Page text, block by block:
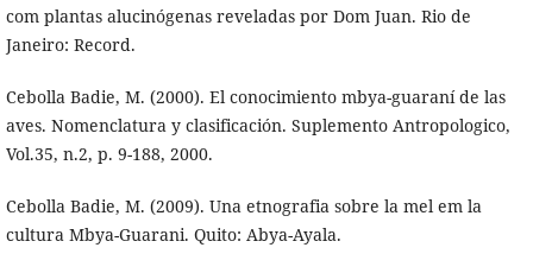
com plantas alucinógenas reveladas por Dom Juan. Rio de
Janeiro: Record.
Cebolla Badie, M. (2000). El conocimiento mbya-guaraní de las
aves. Nomenclatura y clasificación. Suplemento Antropologico,
Vol.35, n.2, p. 9-188, 2000.
Cebolla Badie, M. (2009). Una etnografia sobre la mel em la
cultura Mbya-Guarani. Quito: Abya-Ayala.